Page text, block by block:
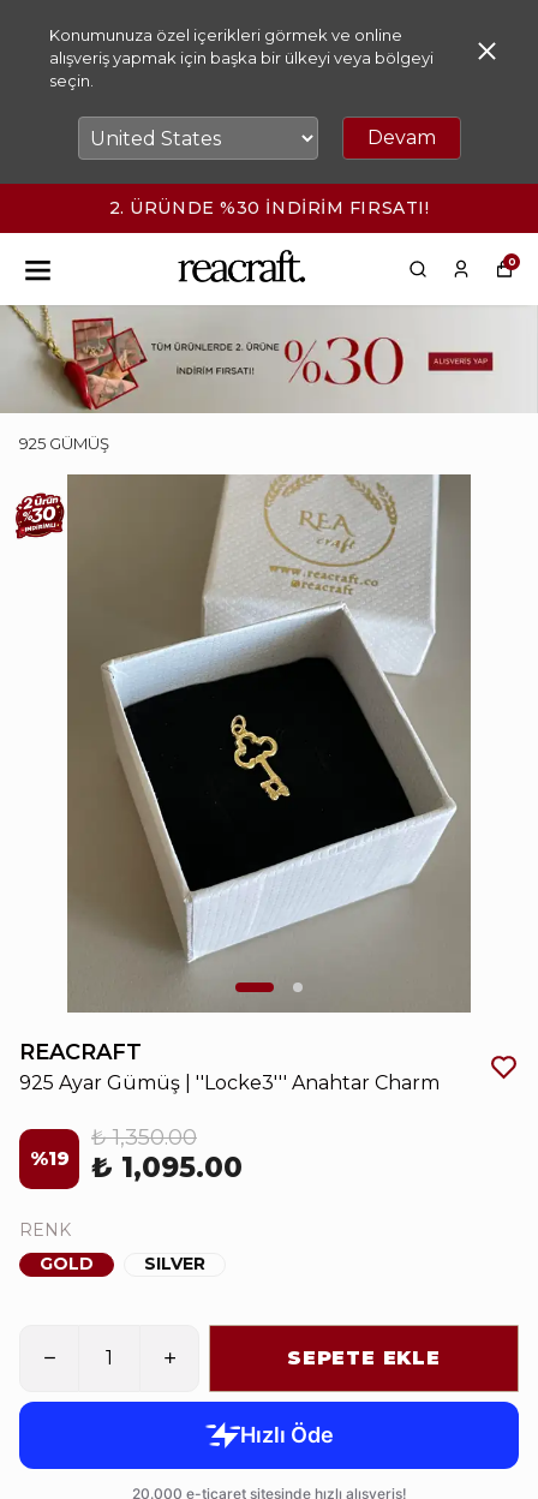
Konumunuza özel içerikleri görmek ve online
alışveriş yapmak için başka bir ülkeyi veya bölgeyi
seçin.
Devam
2. ÜRÜNDE %30 İNDİRİM FIRSATI!
0
925 GÜMÜŞ
REACRAFT
925 Ayar Gümüş | ''Locke3''' Anahtar Charm
%19
₺ 1,350.00
₺ 1,095.00
RENK
GOLD
SILVER
SEPETE EKLE